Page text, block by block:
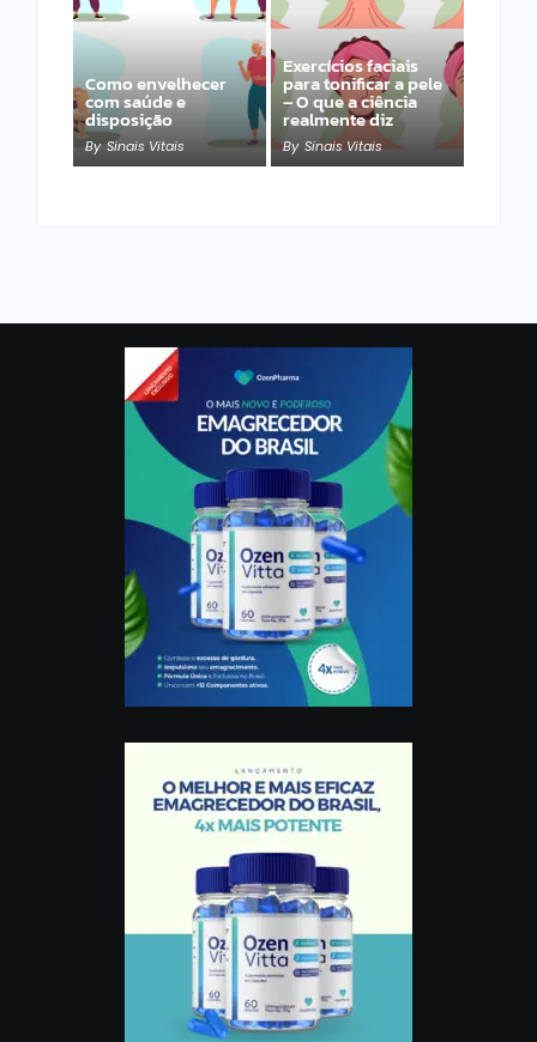
Como envelhecer
com saúde e
disposição
By Sinais Vitais
Exercícios faciais
para tonificar a pele
– O que a ciência
realmente diz
By Sinais Vitais